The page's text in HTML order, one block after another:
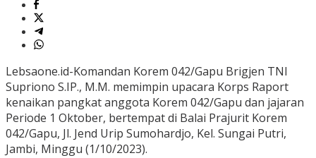
Lebsaone.id-Komandan Korem 042/Gapu Brigjen TNI
Supriono S.IP., M.M. memimpin upacara Korps Raport
kenaikan pangkat anggota Korem 042/Gapu dan jajaran
Periode 1 Oktober, bertempat di Balai Prajurit Korem
042/Gapu, Jl. Jend Urip Sumohardjo, Kel. Sungai Putri,
Jambi, Minggu (1/10/2023).